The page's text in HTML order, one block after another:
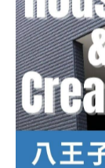
こうした実例
めの具体的な方
おしゃれな間
おしゃれな間
性の両立が鍵
ニングの一体